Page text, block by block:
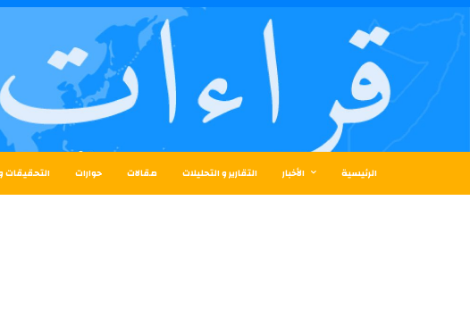
الرئيسية الأخبار التقارير و التحليلات مقالات حوارات التحقيقات